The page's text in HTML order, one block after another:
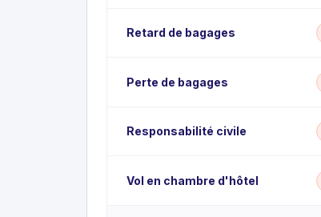
Aucune prestation de retour anticipé
Retard de bagages
Aucune couverture de retard de
Perte de bagages
Aucune couverture des bagages
Responsabilité civile
Aucune couverture d'accident de
Vol en chambre d'hôtel